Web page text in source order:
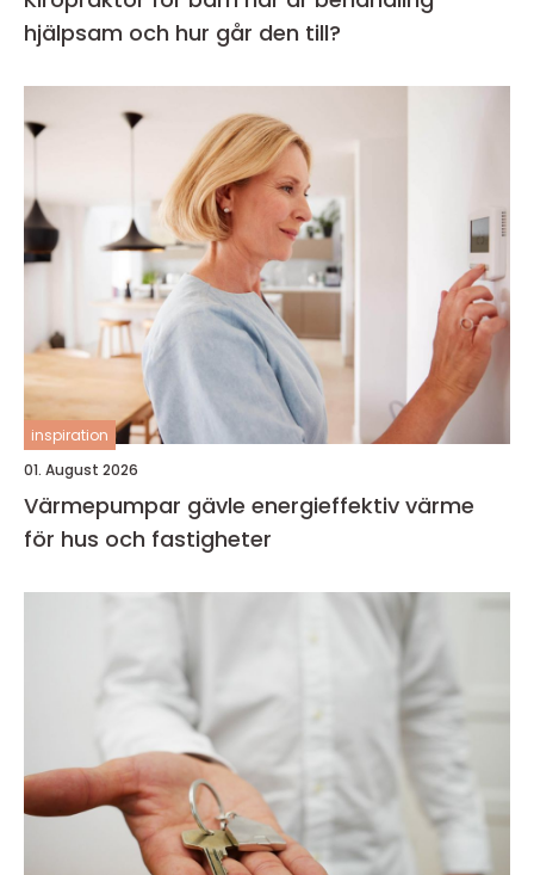
hjälpsam och hur går den till?
inspiration
01. August 2026
Värmepumpar gävle energieffektiv värme
för hus och fastigheter